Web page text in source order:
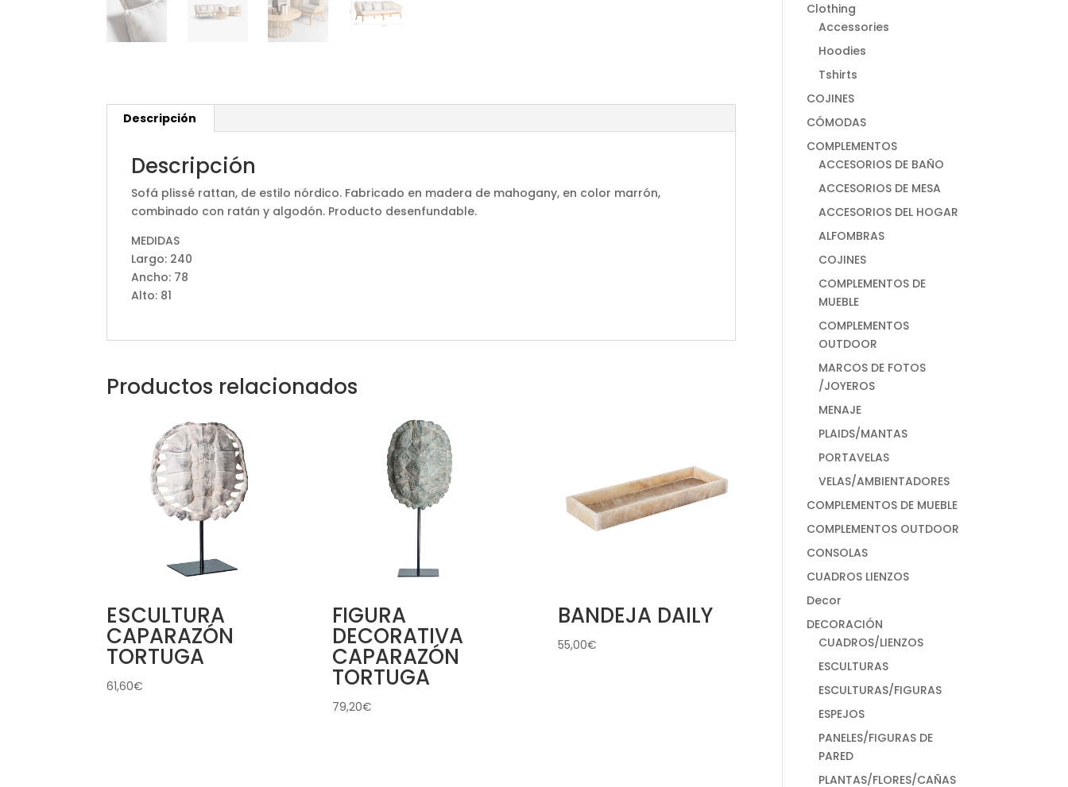
Descripción
Descripción
Sofá plissé rattan, de estilo nórdico. Fabricado en madera de mahogany, en color marrón,
combinado con ratán y algodón. Producto desenfundable.
MEDIDAS
Largo: 240
Ancho: 78
Alto: 81
Productos relacionados
ESCULTURA
CAPARAZÓN
TORTUGA
61,60€
FIGURA
DECORATIVA
CAPARAZÓN
TORTUGA
79,20€
BANDEJA DAILY
55,00€
Clothing
Accessories
Hoodies
Tshirts
COJINES
CÓMODAS
COMPLEMENTOS
ACCESORIOS DE BAÑO
ACCESORIOS DE MESA
ACCESORIOS DEL HOGAR
ALFOMBRAS
COJINES
COMPLEMENTOS DE
MUEBLE
COMPLEMENTOS
OUTDOOR
MARCOS DE FOTOS
/JOYEROS
MENAJE
PLAIDS/MANTAS
PORTAVELAS
VELAS/AMBIENTADORES
COMPLEMENTOS DE MUEBLE
COMPLEMENTOS OUTDOOR
CONSOLAS
CUADROS LIENZOS
Decor
DECORACIÓN
CUADROS/LIENZOS
ESCULTURAS
ESCULTURAS/FIGURAS
ESPEJOS
PANELES/FIGURAS DE
PARED
PLANTAS/FLORES/CAÑAS